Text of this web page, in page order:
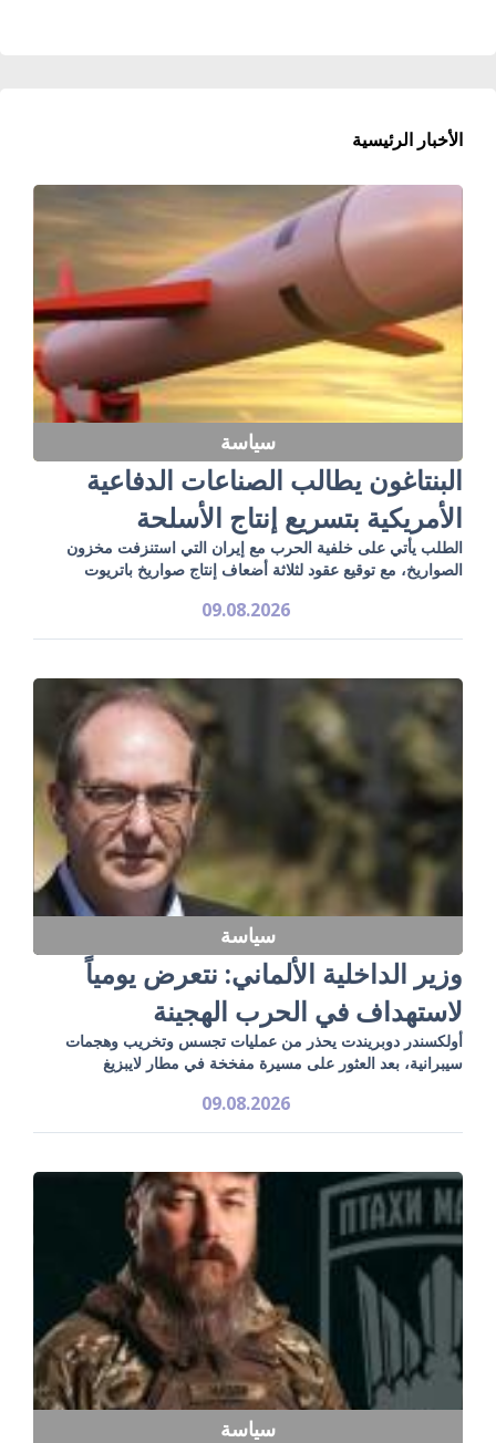
الأخبار الرئيسية
سياسة
البنتاغون يطالب الصناعات الدفاعية
الأمريكية بتسريع إنتاج الأسلحة
الطلب يأتي على خلفية الحرب مع إيران التي استنزفت مخزون
الصواريخ، مع توقيع عقود لثلاثة أضعاف إنتاج صواريخ باتريوت
09.08.2026
سياسة
وزير الداخلية الألماني: نتعرض يومياً
لاستهداف في الحرب الهجينة
أولكسندر دوبريندت يحذر من عمليات تجسس وتخريب وهجمات
سيبرانية، بعد العثور على مسيرة مفخخة في مطار لايبزيغ
09.08.2026
سياسة